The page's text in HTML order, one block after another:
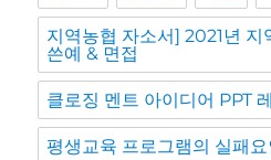
지역농협 자소서] 2021년
쓴예 & 면접
클로징 멘트 아이디어 PPT
평생교육 프로그램의 실패